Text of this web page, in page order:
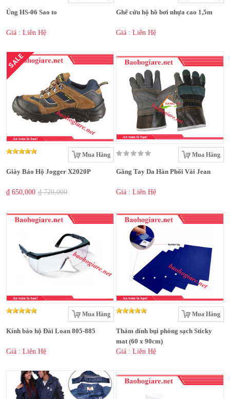
Ủng HS-06 Sao to
Giá : Liên Hệ
Ghế cứu hộ hồ bơi nhựa cao 1,5m
Giá : Liên Hệ
SALE
Mua Hàng
Giày Bảo Hộ Jogger X2020P
₫ 650,000 ₫ 720,000
Mua Hàng
Găng Tay Da Hàn Phối Vải Jean
Giá : Liên Hệ
Mua Hàng
Kính bảo hộ Đài Loan 805-885
Giá : Liên Hệ
Mua Hàng
Thảm dính bụi phòng sạch Sticky
mat (60 x 90cm)
Giá : Liên Hệ